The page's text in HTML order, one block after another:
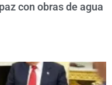
con obras de agua